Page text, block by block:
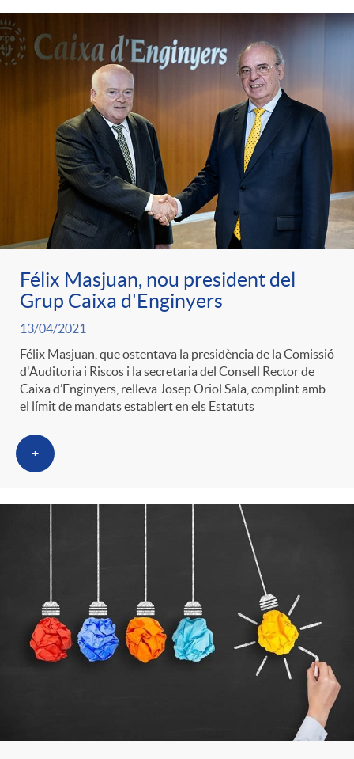
Félix Masjuan, nou president del
Grup Caixa d'Enginyers
13/04/2021
Félix Masjuan, que ostentava la presidència de la Comissió
d'Auditoria i Riscos i la secretaria del Consell Rector de
Caixa d’Enginyers, relleva Josep Oriol Sala, complint amb
el límit de mandats establert en els Estatuts
+